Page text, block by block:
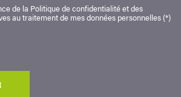
de la Politique de confidentialité et des
au traitement de mes données personnelles (*)